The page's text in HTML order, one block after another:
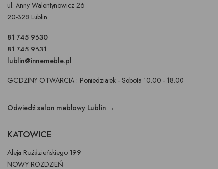
ul. Anny Walentynowicz 26
20-328 Lublin
81 745 9630
81 745 9631
lublin@innemeble.pl
GODZINY OTWARCIA : Poniedziałek - Sobota 10.00 - 18.00
Odwiedź salon meblowy Lublin →
KATOWICE
Aleja Roździeńskiego 199
NOWY ROZDZIEŃ